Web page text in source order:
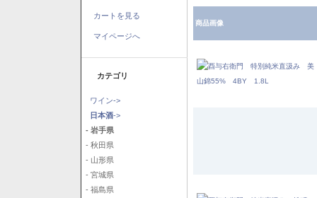
カートを見る
マイページへ
カテゴリ
ワイン->
日本酒->
- 岩手県
- 秋田県
- 山形県
- 宮城県
- 福島県
商品画像